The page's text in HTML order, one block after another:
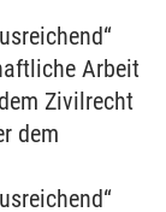
Arbeit
Zivilrecht
dem